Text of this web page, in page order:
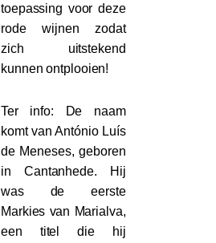
toepassing voor deze
rode wijnen zodat
zich uitstekend
kunnen ontplooien!
Ter info: De naam
komt van António Luís
de Meneses, geboren
in Cantanhede. Hij
was de eerste
Markies van Marialva,
een titel die hij